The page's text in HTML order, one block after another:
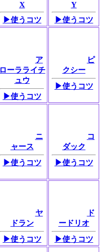
X
▶使うコツ
Y
▶使うコツ
ア
ローラライチ
ュウ
▶使うコツ
ピ
クシー
▶使うコツ
ニ
ャース
▶使うコツ
コ
ダック
▶使うコツ
ヤ
ドラン
▶使うコツ
ド
ードリオ
▶使うコツ